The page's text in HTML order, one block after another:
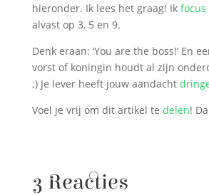
hieronder. Ik lees het graag! Ik focus
alvast op 3, 5 en 9.
Denk eraan: ‘You are the boss!’ En
vorst of koningin houdt al zijn
;) Je lever heeft jouw aandacht
Voel je vrij om dit artikel te delen!
3 Reacties